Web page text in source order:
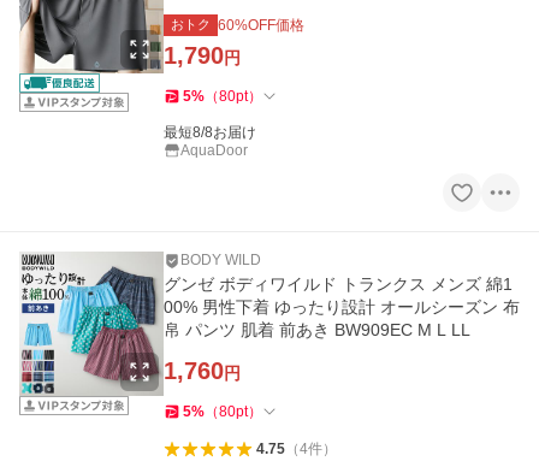
ったり 部屋着
おトク 60%OFF価格
1,790円
5% （80pt）
最短8/8お届け
AquaDoor
BODY WILD
グンゼ ボディワイルド トランクス メンズ 綿1
00% 男性下着 ゆったり設計 オールシーズン 布
帛 パンツ 肌着 前あき BW909EC M L LL
1,760円
5% （80pt）
4.75（4件）